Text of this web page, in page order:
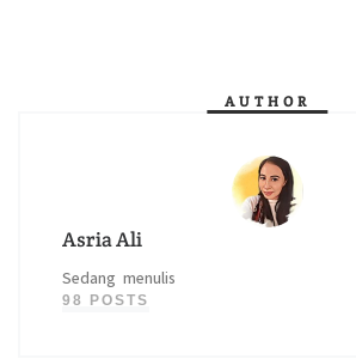
AUTHOR
Asria Ali
Sedang menulis
98 POSTS